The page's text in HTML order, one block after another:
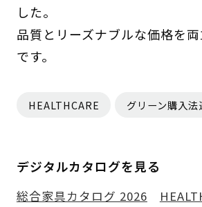
した。
品質とリーズナブルな価格を
です。
HEALTHCARE グリーン購入法
デジタルカタログを見る
総合家具カタログ 2026